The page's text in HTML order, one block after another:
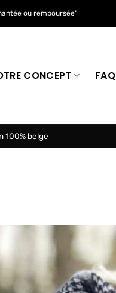
ou remboursée"
CONCEPT FAQ
100% belge